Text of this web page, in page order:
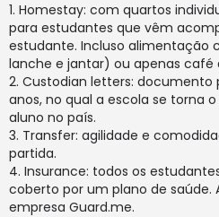
Homestay: com quartos
para estudantes que vêm
estudante. Incluso alimentação
lanche e jantar) ou apenas café
Custodian letters: documento
anos, no qual a escola se torna
aluno no país.
Transfer: agilidade e
partida.
Insurance: todos os
coberto por um plano de saúde.
empresa Guard.me.